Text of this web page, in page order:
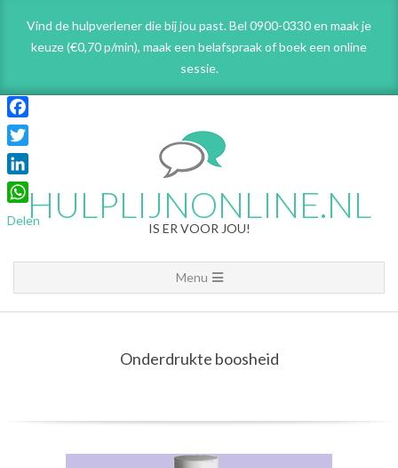
content
Vind de hulpverlener die bij jou past. Bel 0900-0330 en maak je
keuze (€0,70 p/min), maak een belafspraakof boek een online
sessie.
HULPLIJNONLINE.NL
IS ER VOOR JOU!
Navigation
Menu
Menu
Onderdrukte boosheid
Facebook
Twitter
LinkedIn
WhatsApp
Delen